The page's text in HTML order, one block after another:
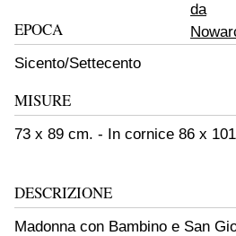
EPOCA
Sicento/Settecento
MISURE
73 x 89 cm. - In cornice 86 x
DESCRIZIONE
Madonna con Bambino e San